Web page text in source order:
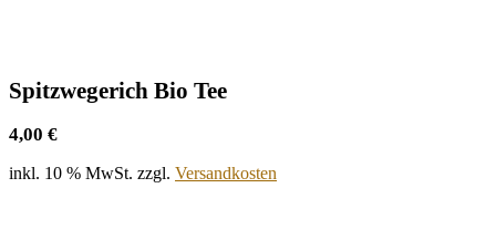
Spitzwegerich Bio Tee
4,00 €
inkl. 10 % MwSt. zzgl. Versandkosten